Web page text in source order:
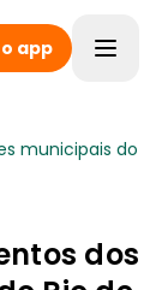
app
municipais do
dos